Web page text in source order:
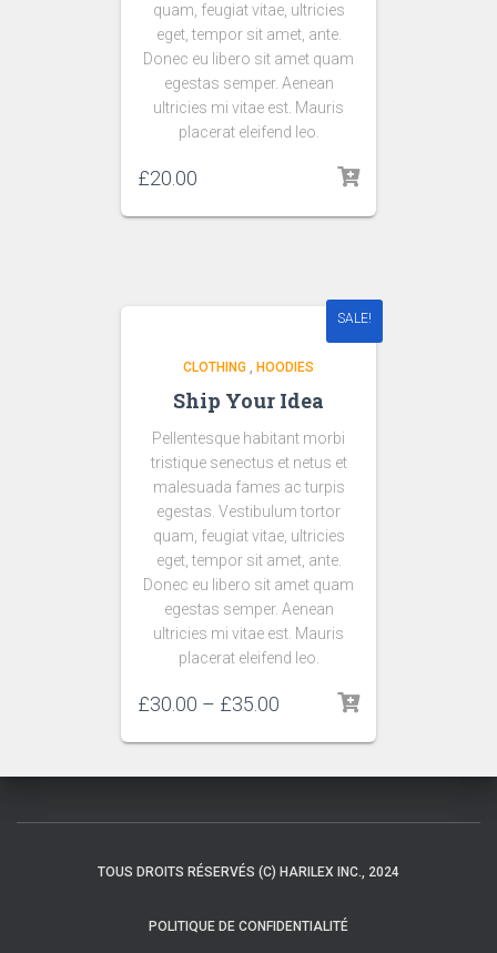
quam, feugiat vitae, ultricies
eget, tempor sit amet, ante.
Donec eu libero sit amet quam
egestas semper. Aenean
ultricies mi vitae est. Mauris
placerat eleifend leo.
£20.00
SALE!
CLOTHING , HOODIES
Ship Your Idea
Pellentesque habitant morbi
tristique senectus et netus et
malesuada fames ac turpis
egestas. Vestibulum tortor
quam, feugiat vitae, ultricies
eget, tempor sit amet, ante.
Donec eu libero sit amet quam
egestas semper. Aenean
ultricies mi vitae est. Mauris
placerat eleifend leo.
£30.00 – £35.00
TOUS DROITS RÉSERVÉS (C) HARILEX INC., 2024
POLITIQUE DE CONFIDENTIALITÉ